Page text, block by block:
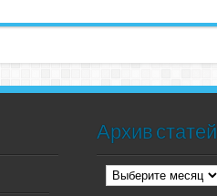
Архив статей
Архив
статей